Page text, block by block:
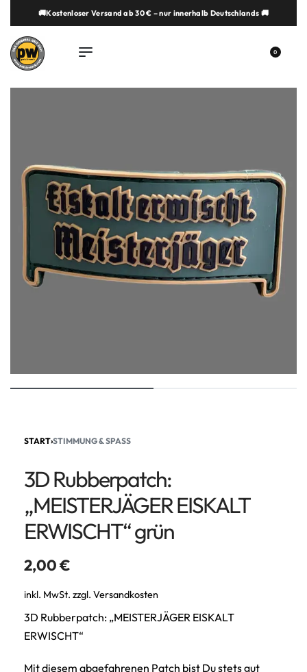
springen🚚Kostenloser Versand ab 30 € – nur innerhalb Deutschlands 🚚
0
START›STIMMUNG & SPASS
3D Rubberpatch:
„MEISTERJÄGER EISKALT
ERWISCHT“ grün
2,00€
inkl. MwSt. zzgl. Versandkosten
3D Rubberpatch: „MEISTERJÄGER EISKALT
ERWISCHT“
Mit diesem abgefahrenen Patch bist Du stets gut